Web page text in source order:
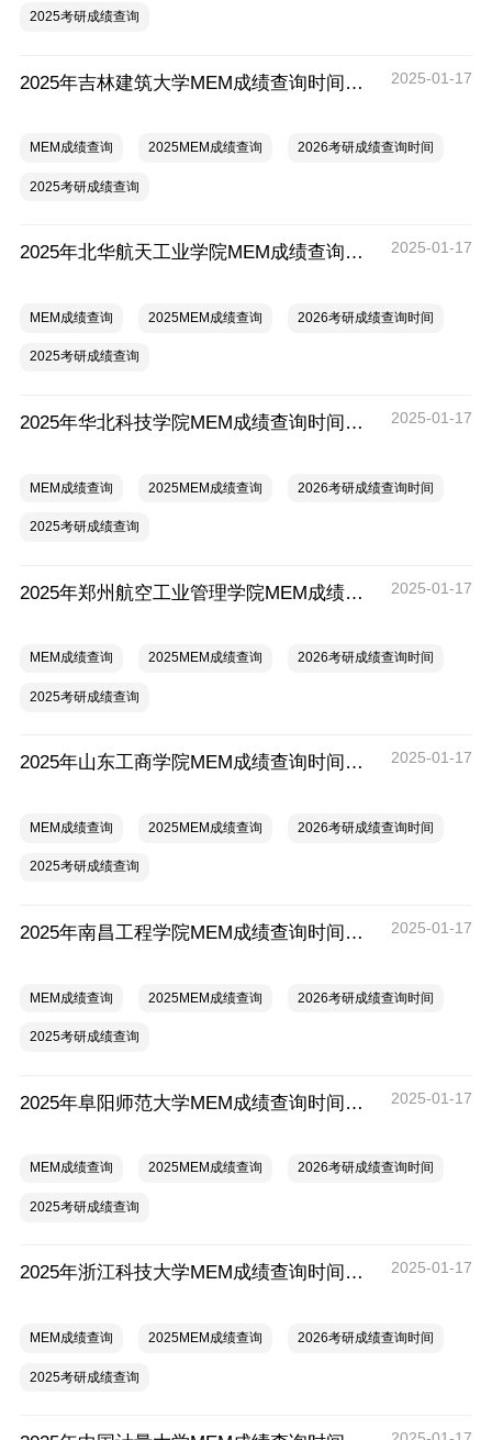
2025考研成绩查询
2025年吉林建筑大学MEM成绩查询时间及入口 2025-01-17
MEM成绩查询 2025MEM成绩查询 2026考研成绩查询时间
2025考研成绩查询
2025年北华航天工业学院MEM成绩查询时间及入口 2025-01-17
MEM成绩查询 2025MEM成绩查询 2026考研成绩查询时间
2025考研成绩查询
2025年华北科技学院MEM成绩查询时间及入口 2025-01-17
MEM成绩查询 2025MEM成绩查询 2026考研成绩查询时间
2025考研成绩查询
2025年郑州航空工业管理学院MEM成绩查询时间及入口 2025-01-17
MEM成绩查询 2025MEM成绩查询 2026考研成绩查询时间
2025考研成绩查询
2025年山东工商学院MEM成绩查询时间及入口 2025-01-17
MEM成绩查询 2025MEM成绩查询 2026考研成绩查询时间
2025考研成绩查询
2025年南昌工程学院MEM成绩查询时间及入口 2025-01-17
MEM成绩查询 2025MEM成绩查询 2026考研成绩查询时间
2025考研成绩查询
2025年阜阳师范大学MEM成绩查询时间及入口 2025-01-17
MEM成绩查询 2025MEM成绩查询 2026考研成绩查询时间
2025考研成绩查询
2025年浙江科技大学MEM成绩查询时间及入口 2025-01-17
MEM成绩查询 2025MEM成绩查询 2026考研成绩查询时间
2025考研成绩查询